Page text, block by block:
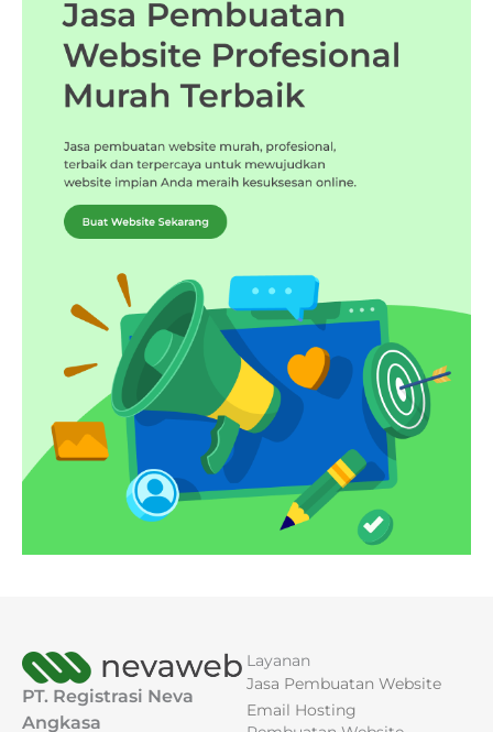
PT. Registrasi Neva
Angkasa
Layanan
Jasa Pembuatan Website
Email Hosting